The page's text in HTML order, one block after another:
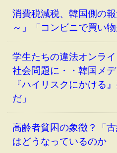
消費税減税、韓国側の
～」「コンビニで買い
学生たちの違法オンラ
社会問題に・・韓国メ
『ハイリスクにかける
だ」
高齢者貧困の象徴？「
はどうなっているのか